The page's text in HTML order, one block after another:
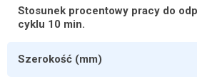
Stosunek procentowy pracy do
cyklu 10 min.
Szerokość (mm)